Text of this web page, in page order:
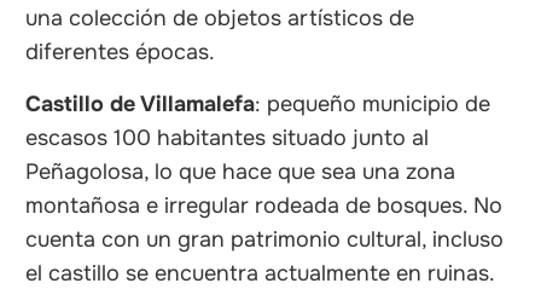
una colección de objetos artísticos de
diferentes épocas.
Castillo de Villamalefa: pequeño municipio de
escasos 100 habitantes situado junto al
Peñagolosa, lo que hace que sea una zona
montañosa e irregular rodeada de bosques. No
cuenta con un gran patrimonio cultural, incluso
el castillo se encuentra actualmente en ruinas.